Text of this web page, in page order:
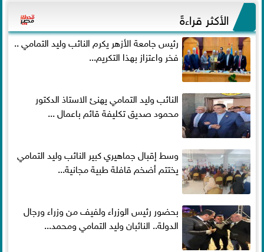
الأكثر قراءةً
رئيس جامعة الأزهر يكرم النائب وليد التمامي ..
فخر واعتزاز بهذا التكريم...
النائب وليد التمامي يهنئ الاستاذ الدكتور
محمود صديق تكليفة قائم باعمال ...
وسط إقبال جماهيري كبير النائب وليد التمامي
يختتم أضخم قافلة طبية مجانية...
بحضور رئيس الوزراء ولفيف من وزراء ورجال
الدولة.. النائبان وليد التمامي ومحمد...